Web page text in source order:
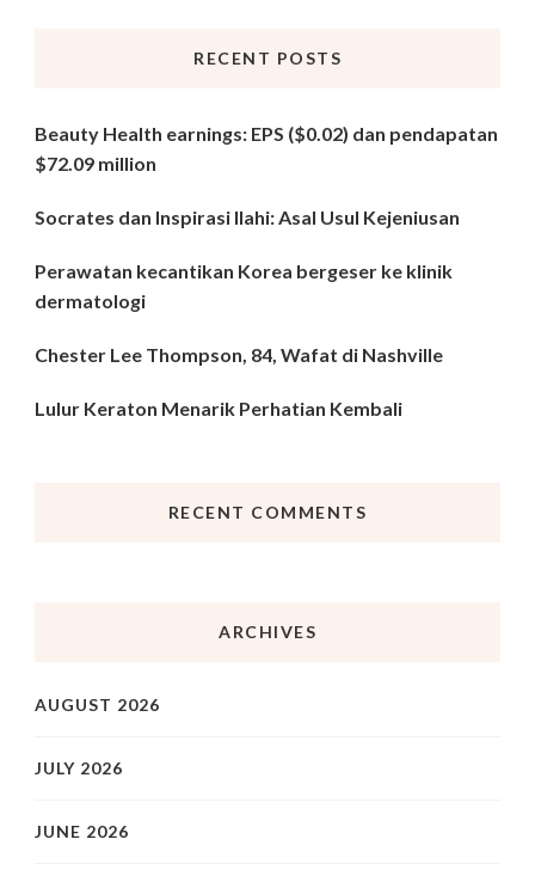
RECENT POSTS
Beauty Health earnings: EPS ($0.02) dan pendapatan
$72.09 million
Socrates dan Inspirasi Ilahi: Asal Usul Kejeniusan
Perawatan kecantikan Korea bergeser ke klinik
dermatologi
Chester Lee Thompson, 84, Wafat di Nashville
Lulur Keraton Menarik Perhatian Kembali
RECENT COMMENTS
ARCHIVES
AUGUST 2026
JULY 2026
JUNE 2026